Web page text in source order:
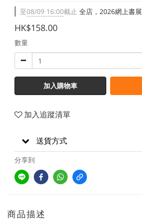
至08/09 16:00截止 全店，2026網上書展
HK$158.00
數量
加入購物車
加入追蹤清單
送貨方式
分享到
商品描述